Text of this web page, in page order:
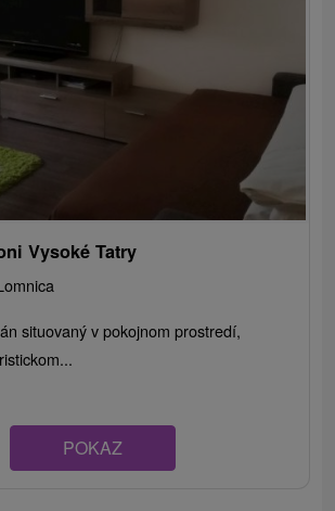
Vysoké Tatry
situovaný v pokojnom prostredí,
POKAZ